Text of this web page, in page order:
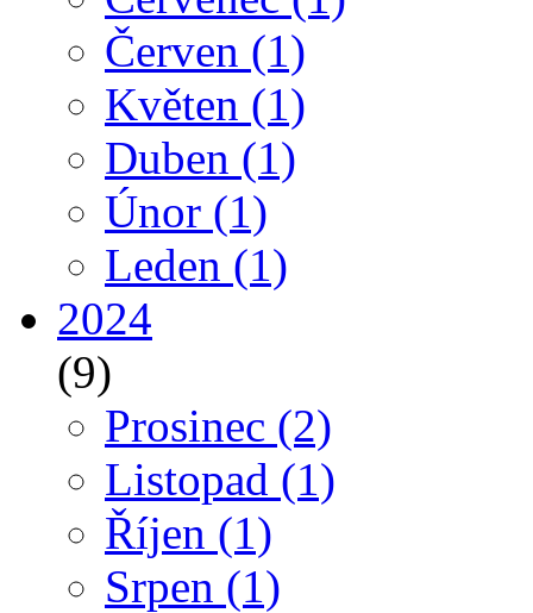
Červen (1)
Květen (1)
Duben (1)
Únor (1)
Leden (1)
2024
(9)
Prosinec (2)
Listopad (1)
Říjen (1)
Srpen (1)